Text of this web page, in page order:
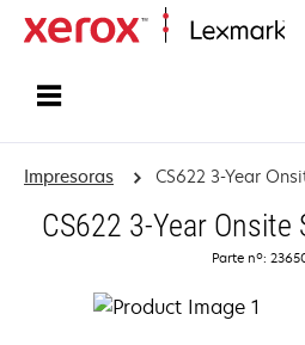
Impresoras CS622 3-Year
CS622 3-Year Onsite
Parte nº: